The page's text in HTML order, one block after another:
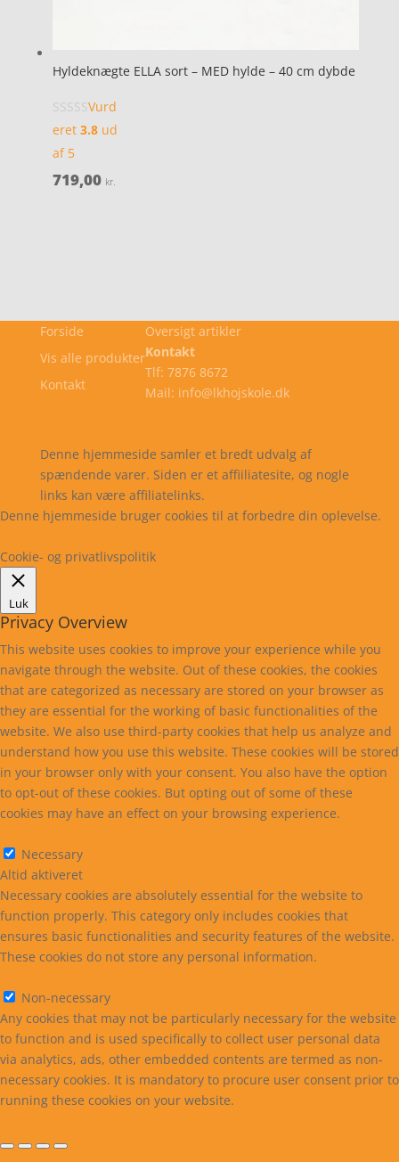
Hyldeknægte ELLA sort – MED hylde – 40 cm dybde
Vurd
eret 3.8ud
af 5
719,00 kr.
Forside
Vis alle produkter
Kontakt
Oversigt artikler
Kontakt
Tlf: 7876 8672
Mail: info@lkhojskole.dk
Denne hjemmeside samler et bredt udvalg af
spændende varer. Siden er et affiiliatesite, og nogle
links kan være affiliatelinks.
Denne hjemmeside bruger cookies til at forbedre din oplevelse.
Cookie- og privatlivspolitik
Luk
Privacy Overview
This website uses cookies to improve your experience while you
navigate through the website. Out of these cookies, the cookies
that are categorized as necessary are stored on your browser as
they are essential for the working of basic functionalities of the
website. We also use third-party cookies that help us analyze and
understand how you use this website. These cookies will be stored
in your browser only with your consent. You also have the option
to opt-out of these cookies. But opting out of some of these
cookies may have an effect on your browsing experience.
Necessary
Altid aktiveret
Necessary cookies are absolutely essential for the website to
function properly. This category only includes cookies that
ensures basic functionalities and security features of the website.
These cookies do not store any personal information.
Non-necessary
Any cookies that may not be particularly necessary for the website
to function and is used specifically to collect user personal data
via analytics, ads, other embedded contents are termed as non-
necessary cookies. It is mandatory to procure user consent prior to
running these cookies on your website.